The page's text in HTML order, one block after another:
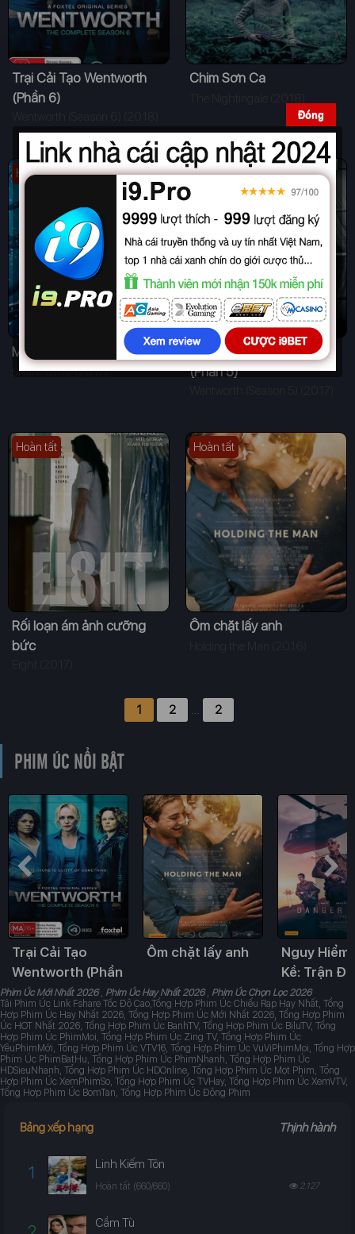
Trại Cải Tạo Wentworth
(Phần 6)
Chim Sơn Ca
Hoàn tất
Mồi Cá Mập
Shark Terror (2017)
Full 12/12
Trại Cải Tạo Wentworth
(Phần 5)
Hoàn tất
Rối loạn ám ảnh cưỡng
bức
Hoàn tất
Ôm chặt lấy anh
1 2 … 2
PHIM ÚC NỔI BẬT
Trại Cải Tạo
Wentworth (Phần
6)
Ôm chặt lấy anh
Nguy Hiểm
Kề: Trận
Long Tân
Phim Úc Mới Nhất 2026, Phim Úc Hay Nhất 2026, Phim Úc Chọn Lọc 2026
Tải Phim Úc Link Fshare Tốc Độ Cao,Tổng Hợp Phim Úc Chiếu Rạp Hay Nhất, Tổng
Hợp Phim Úc Hay Nhất 2026, Tổng Hợp Phim Úc Mới Nhất 2026, Tổng Hợp Phim
Úc HOT Nhất 2026, Tổng Hợp Phim Úc BanhTV, Tổng Hợp Phim Úc BiluTV, Tổng
Hợp Phim Úc PhimMoi, Tổng Hợp Phim Úc Zing TV, Tổng Hợp Phim Úc
YêuPhimMới, Tổng Hợp Phim Úc VTV16, Tổng Hợp Phim Úc VuViPhimMoi, Tổng Hợp
Phim Úc PhimBatHu, Tổng Hợp Phim Úc PhimNhanh, Tổng Hợp Phim Úc
HDSieuNhanh, Tổng Hợp Phim Úc HDOnline, Tổng Hợp Phim Úc Mọt Phim, Tổng
Hợp Phim Úc XemPhimSo, Tổng Hợp Phim Úc TVHay, Tổng Hợp Phim Úc XemVTV,
Tổng Hợp Phim Úc BomTan, Tổng Hợp Phim Úc Động Phim
Bảng xếp hạng Thịnh hành
1 Linh Kiếm Tôn
Hoàn tất (660/660) 2.127
Cầm Tù
Đóng